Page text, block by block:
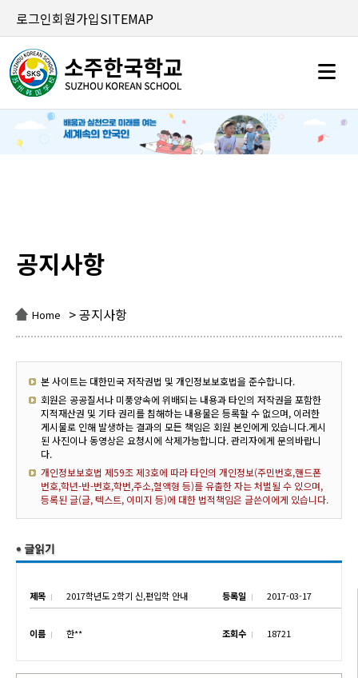
로그인회원가입SITEMAP
공지사항
Home > 공지사항
본 사이트는 대한민국 저작권법 및 개인정보보호법을 준수합니다.
회원은 공공질서나 미풍양속에 위배되는 내용과 타인의 저작권을 포함한
지적재산권 및 기타 권리를 침해하는 내용물은 등록할 수 없으며, 이러한
게시물로 인해 발생하는 결과의 모든 책임은 회원 본인에게 있습니다.게시
된 사진이나 동영상은 요청시에 삭제가능합니다. 관리자에게 문의바랍니
다.
개인정보보호법 제59조 제3호에 따라 타인의 개인정보(주민번호,핸드폰
번호,학년-반-번호,학번,주소,혈액형 등)를 유출한 자는 처벌될 수 있으며,
등록된 글(글, 텍스트, 이미지 등)에 대한 법적책임은 글쓴이에게 있습니다.
제목 2017학년도 2학기 신,편입학 안내 등록일 2017-03-17
이름 한** 조회수 18721